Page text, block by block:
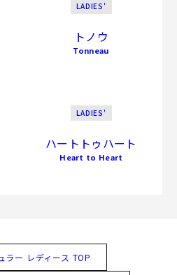
LADIES'
トノウ
Tonneau
LADIES'
ハートトゥハート
Heart to Heart
ラー レディース TOP